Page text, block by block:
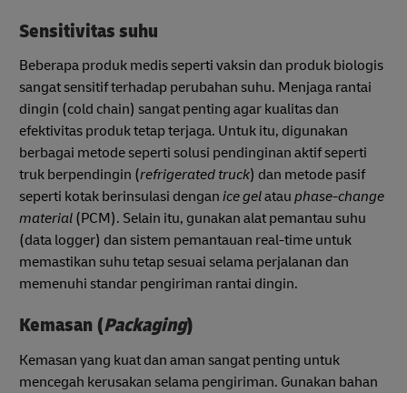
Sensitivitas suhu
Beberapa produk medis seperti vaksin dan produk biologis
sangat sensitif terhadap perubahan suhu. Menjaga rantai
dingin (cold chain) sangat penting agar kualitas dan
efektivitas produk tetap terjaga. Untuk itu, digunakan
berbagai metode seperti solusi pendinginan aktif seperti
truk berpendingin (refrigerated truck) dan metode pasif
seperti kotak berinsulasi dengan ice gelatau phase-change
material (PCM). Selain itu, gunakan alat pemantau suhu
(data logger) dan sistem pemantauan real-time untuk
memastikan suhu tetap sesuai selama perjalanan dan
memenuhi standar pengiriman rantai dingin.
Kemasan (Packaging)
Kemasan yang kuat dan aman sangat penting untuk
mencegah kerusakan selama pengiriman. Gunakan bahan